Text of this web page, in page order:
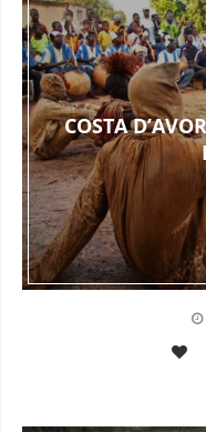
COSTA